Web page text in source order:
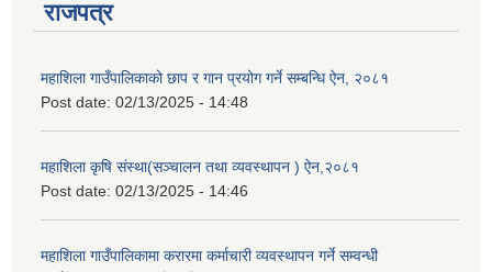
राजपत्र
महाशिला गाउँपालिकाको छाप र गान प्रयोग गर्ने सम्बन्धि ऐन, २०८१
Post date: 02/13/2025 - 14:48
महाशिला कृषि संस्था(सञ्चालन तथा व्यवस्थापन ) ऐन,२०८१
Post date: 02/13/2025 - 14:46
महाशिला गाउँपालिकामा करारमा कर्माचारी व्यवस्थापन गर्ने सम्वन्धी